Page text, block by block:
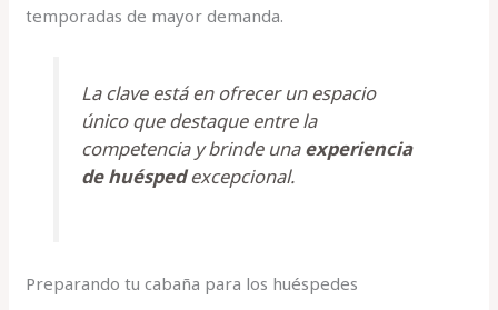
temporadas de mayor demanda.
La clave está en ofrecer un espacio
único que destaque entre la
competencia y brinde unaexperiencia
de huéspedexcepcional.
Preparando tu cabaña para los huéspedes